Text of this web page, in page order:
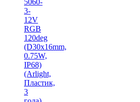
3-
12V
RGB
120deg
(D30x16mm,
0.75W,
IP68)
(Arlight,
Пластик,
3